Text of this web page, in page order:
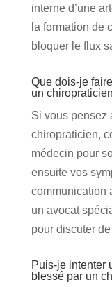
interne d’une
la formation de
bloquer le flux
Que dois-je
un
Si vous pensez
chiropraticien,
médecin pour
ensuite vos
communication
un avocat
pour discuter
Puis-je intenter
blessé par un